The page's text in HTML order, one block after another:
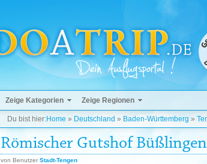
Zeige Kategorien Zeige Regionen
Du bist hier:Home » Deutschland » Baden-Württemberg »
Römischer Gutshof Büßlingen
von Benutzer Stadt-Tengen